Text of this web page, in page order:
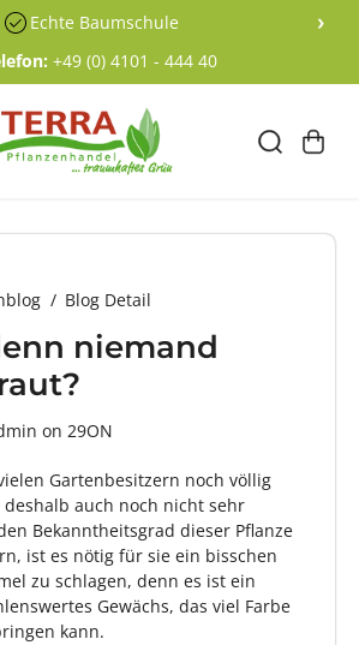
Echte Baumschule ›
+49 (0) 4101 - 444 40
Blog Detail
niemand
on 29ON
Gartenbesitzern noch völlig
auch noch nicht sehr
Bekanntheitsgrad dieser Pflanze
ist es nötig für sie ein bisschen
zu schlagen, denn es ist ein
Gewächs, das viel Farbe
kann.